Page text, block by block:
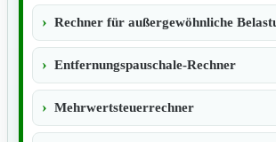
Rechner für außergewöhnliche
Entfernungspauschale-Rechner
Mehrwertsteuerrechner